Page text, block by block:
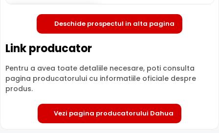
Deschide prospectul in alta pagina
Link producator
Pentru a avea toate detaliile necesare, poti consulta
pagina producatorului cu informatiile oficiale despre
produs.
Vezi pagina producatorului Dahua